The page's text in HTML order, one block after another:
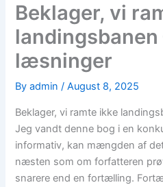
Beklager, vi
landingsbanen
læsninger
Byadmin/August 8, 2025
Beklager, vi ramte ikke
Jeg vandt denne bog i en
informativ, kan mængden af
næsten som om forfatteren
snarere end en fortælling.